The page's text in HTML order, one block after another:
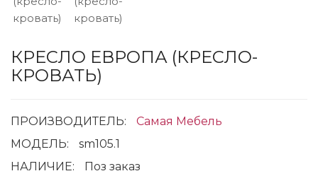
КРЕСЛО ЕВРОПА (КРЕСЛО-
КРОВАТЬ)
ПРОИЗВОДИТЕЛЬ:
Самая Мебель
МОДЕЛЬ:
sm105.1
НАЛИЧИЕ:
Поз заказ